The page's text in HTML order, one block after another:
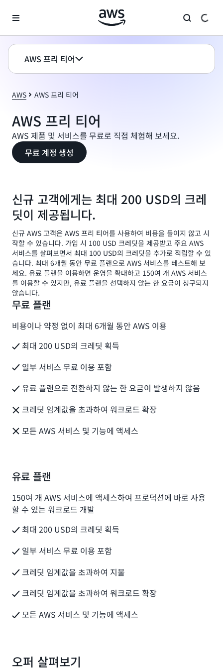
AWS 프리 티어
AWS AWS 프리 티어
AWS 프리 티어
AWS 제품 및 서비스를 무료로 직접 체험해 보세요.
무료 계정 생성
신규 고객에게는 최대 200 USD의 크레
딧이 제공됩니다.
신규 AWS 고객은 AWS 프리 티어를 사용하여 비용을 들이지 않고 시
작할 수 있습니다. 가입 시 100 USD 크레딧을 제공받고 주요 AWS
서비스를 살펴보면서 최대 100 USD의 크레딧을 추가로 적립할 수 있
습니다. 최대 6개월 동안 무료 플랜으로 AWS 서비스를 테스트해 보
세요. 유료 플랜을 이용하면 운영을 확대하고 150여 개 AWS 서비스
를 이용할 수 있지만, 유료 플랜을 선택하지 않는 한 요금이 청구되지
않습니다.
무료 플랜
비용이나 약정 없이 최대 6개월 동안 AWS 이용
최대 200 USD의 크레딧 획득
일부 서비스 무료 이용 포함
유료 플랜으로 전환하지 않는 한 요금이 발생하지 않음
크레딧 임계값을 초과하여 워크로드 확장
모든 AWS 서비스 및 기능에 액세스
유료 플랜
150여 개 AWS 서비스에 액세스하여 프로덕션에 바로 사용
할 수 있는 워크로드 개발
최대 200 USD의 크레딧 획득
일부 서비스 무료 이용 포함
크레딧 임계값을 초과하여 지불
크레딧 임계값을 초과하여 워크로드 확장
모든 AWS 서비스 및 기능에 액세스
오퍼 살펴보기